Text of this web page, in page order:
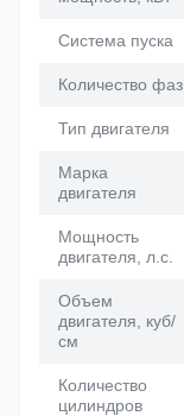
Система пуска
Количество фаз
Тип двигателя
Марка
двигателя
Мощность
двигателя, л.с.
Объем
двигателя, куб/
см
Количество
цилиндров